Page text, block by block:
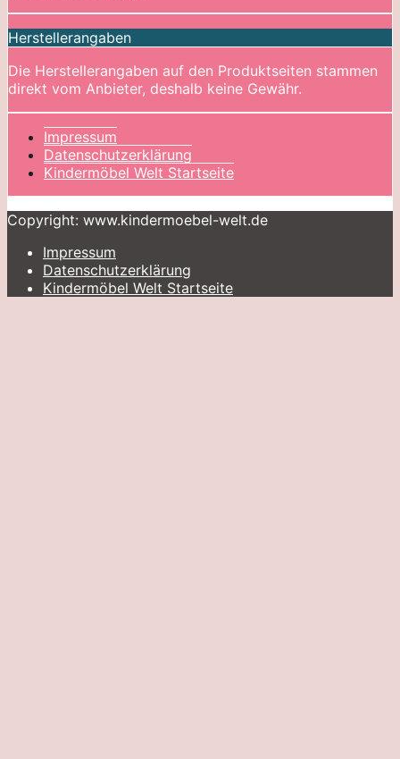
Herstellerangaben
Die Herstellerangaben auf den Produktseiten stammen
direkt vom Anbieter, deshalb keine Gewähr.
Impressum
Datenschutzerklärung
Kindermöbel Welt Startseite
Copyright: www.kindermoebel-welt.de
Impressum
Datenschutzerklärung
Kindermöbel Welt Startseite